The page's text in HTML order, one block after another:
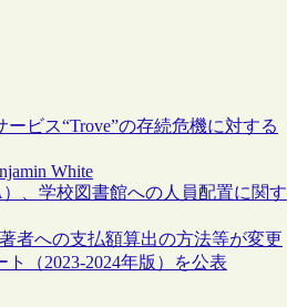
ビス“Trove”の存続危機に対する
White
、学校図書館への人員配置に関す
者への支払額算出の方法等が変更
（2023-2024年版）を公表